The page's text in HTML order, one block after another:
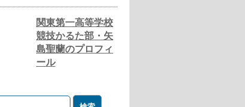
関東第一高等学校
競技かるた部・矢
島聖蘭のプロフィ
ール